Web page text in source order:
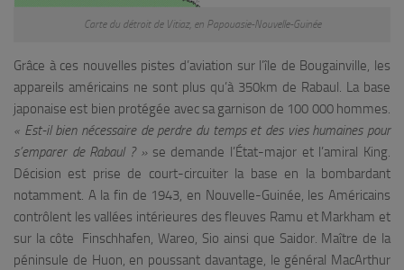
Carte du détroit de Vitiaz, en Papouasie-Nouvelle-Guinée
Grâce à ces nouvelles pistes d’aviation sur l’île de Bougainville, les
appareils américains ne sont plus qu’à 350km de Rabaul. La base
japonaise est bien protégée avec sa garnison de 100 000 hommes.
« Est-il bien nécessaire de perdre du temps et des vies humaines pour
s’emparer de Rabaul ? »se demande l’État-major et l’amiral King.
Décision est prise de court-circuiter la base en la bombardant
notamment. A la fin de 1943, en Nouvelle-Guinée, les Américains
contrôlent les vallées intérieures des fleuves Ramu et Markham et
sur la côte Finschhafen, Wareo, Sio ainsi que Saidor. Maître de la
péninsule de Huon, en poussant davantage, le général MacArthur